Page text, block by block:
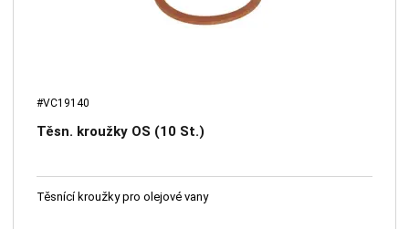
#VC19140
Těsn. kroužky OS (10 St.)
Těsnící kroužky pro olejové vany